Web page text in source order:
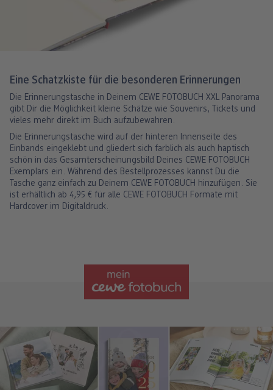
Eine Schatzkiste für die besonderen Erinnerungen
Die Erinnerungstasche in Deinem CEWE FOTOBUCH XXL Panorama
gibt Dir die Möglichkeit kleine Schätze wie Souvenirs, Tickets und
vieles mehr direkt im Buch aufzubewahren.
Die Erinnerungstasche wird auf der hinteren Innenseite des
Einbands eingeklebt und gliedert sich farblich als auch haptisch
schön in das Gesamterscheinungsbild Deines CEWE FOTOBUCH
Exemplars ein. Während des Bestellprozesses kannst Du die
Tasche ganz einfach zu Deinem CEWE FOTOBUCH hinzufügen. Sie
ist erhältlich ab 4,95 € für alle CEWE FOTOBUCH Formate mit
Hardcover im Digitaldruck.